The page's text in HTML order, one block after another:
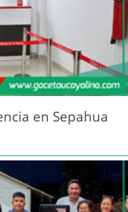
en Sepahua